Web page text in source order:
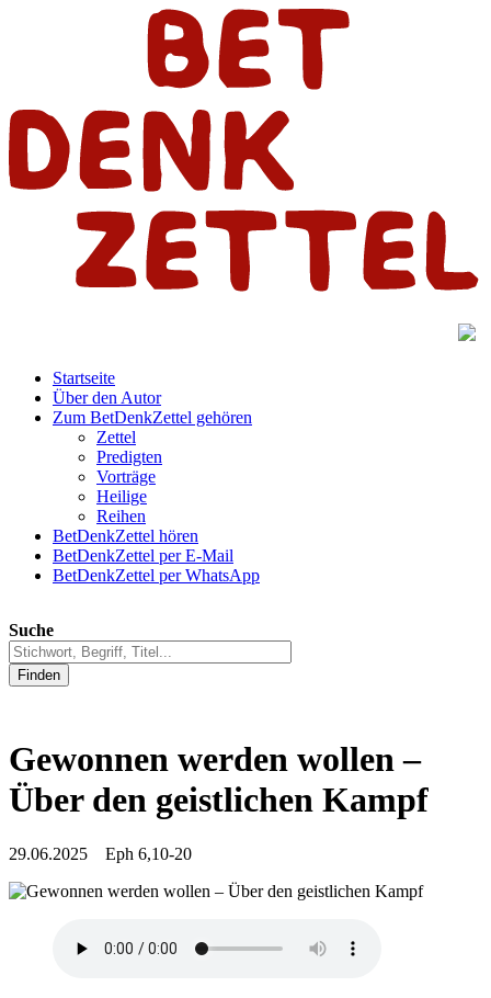
Startseite
Über den Autor
Zum BetDenkZettel gehören
Zettel
Predigten
Vorträge
Heilige
Reihen
BetDenkZettel hören
BetDenkZettel per E-Mail
BetDenkZettel per WhatsApp
Suche
Finden
Gewonnen werden wollen –
Über den geistlichen Kampf
29.06.2025 Eph 6,10-20